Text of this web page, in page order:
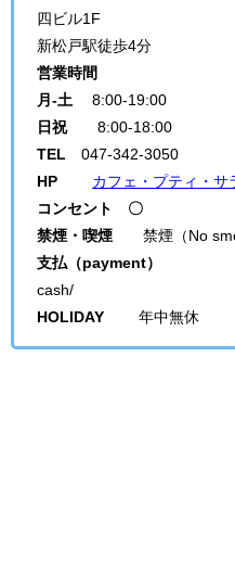
四ビル1F
新松戸駅徒歩4分
営業時間
月-土 8:00-19:00
日祝8:00-18:00
TEL 047-342-3050
HP
カフェ・プティ・サ
コンセント 〇
禁煙・喫煙 禁煙（No
支払（payment）
cash/
HOLIDAY 年中無休